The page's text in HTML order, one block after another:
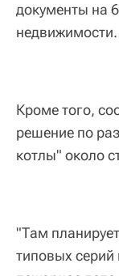
документы на
недвижимости.
Кроме того,
решение по
котлы" около
"Там
типовых